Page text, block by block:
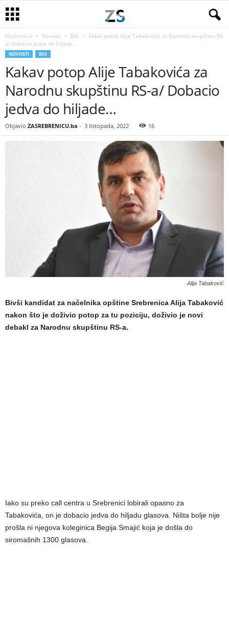
Naslovnica Novosti BiH
Kakav potop Alije Tabakovića za Narodnu skupštinu RS-
a/ Dobacio jedva do hiljade…
NOVOSTI BIH
Kakav potop Alije Tabakovića za
Narodnu skupštinu RS-a/ Dobacio
jedva do hiljade…
Objavio ZASREBRENICU.ba - 3 listopada, 2022 16
Alija Tabaković
Bivši kandidat za načelnika opštine Srebrenica Alija Tabaković
nakon što je doživio potop za tu poziciju, doživio je novi
debakl za Narodnu skupštinu RS-a.
Iako su preko call centra u Srebrenici lobirali opasno za
Tabakovića, on je dobacio jedva do hiljadu glasova. Ništa bolje nije
prošla ni njegova koleginica Begija Smajić koja je došla do
siromašnih 1300 glasova.